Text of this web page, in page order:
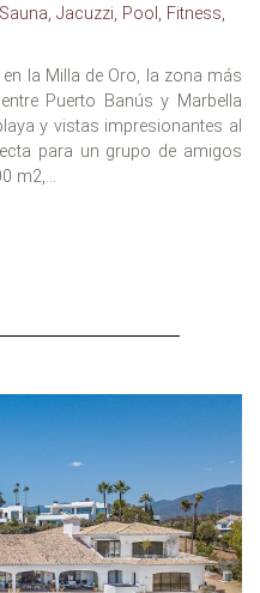
Jacuzzi, Pool, Fitness,
la Milla de Oro, la zona más
Puerto Banús y Marbella
y vistas impresionantes al
para un grupo de amigos
m2,...